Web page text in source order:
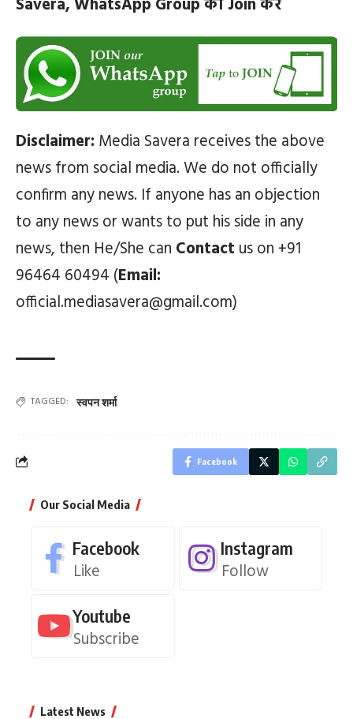
Savera, WhatsApp Group को Join करें
Disclaimer: Media Savera receives the above
news from social media. We do not officially
confirm any news. If anyone has an objection
to any news or wants to put his side in any
news, then He/She can Contact us on +91
96464 60494 (Email:
official.mediasavera@gmail.com)
TAGGED: स्वपन शर्मा
Facebook
Our Social Media
Facebook
Like
Instagram
Follow
Youtube
Subscribe
Latest News